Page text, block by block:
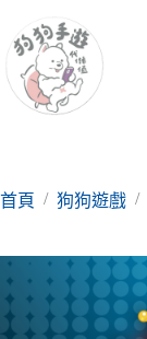
至
要
首頁 / 狗狗遊戲 /